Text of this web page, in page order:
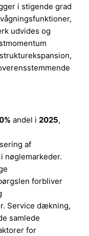
i stigende grad
udvides og
andel i2025,
af
nøglemarkeder.
forbliver
Service dækning,
samlede
for